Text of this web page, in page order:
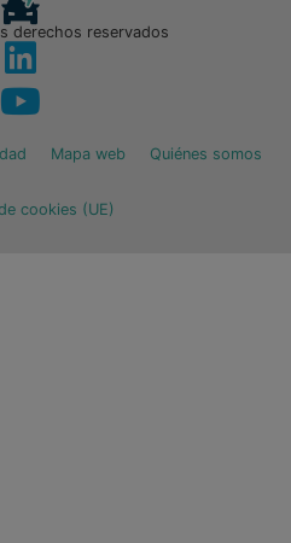
derechos reservados
Mapa web Quiénes somos
cookies (UE)